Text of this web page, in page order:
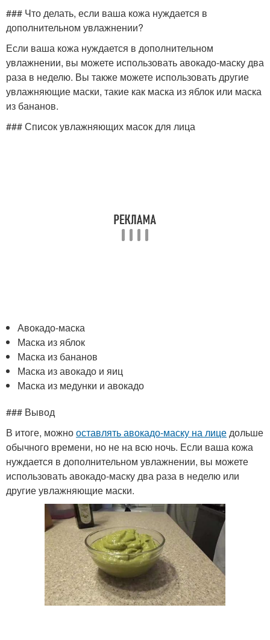
### Что делать, если ваша кожа нуждается в
дополнительном увлажнении?
Если ваша кожа нуждается в дополнительном
увлажнении, вы можете использовать авокадо-маску два
раза в неделю. Вы также можете использовать другие
увлажняющие маски, такие как маска из яблок или маска
из бананов.
### Список увлажняющих масок для лица
Авокадо-маска
Маска из яблок
Маска из бананов
Маска из авокадо и яиц
Маска из медунки и авокадо
### Вывод
В итоге, можнооставлять авокадо-маску на лицедольше
обычного времени, но не на всю ночь. Если ваша кожа
нуждается в дополнительном увлажнении, вы можете
использовать авокадо-маску два раза в неделю или
другие увлажняющие маски.